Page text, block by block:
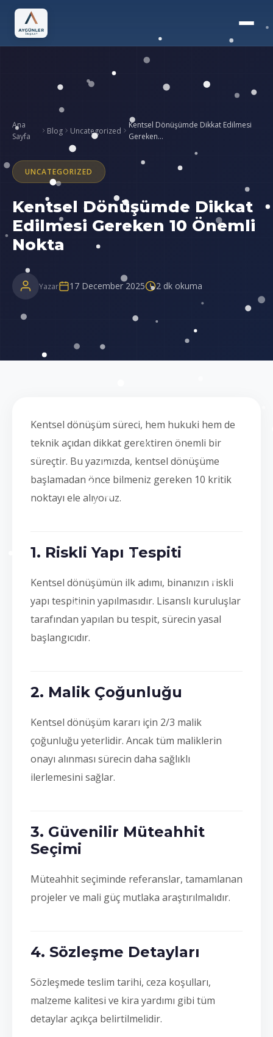
Ana
Sayfa
Blog Uncategorized
Kentsel Dönüşümde Dikkat Edilmesi
Gereken…
UNCATEGORIZED
Kentsel Dönüşümde Dikkat
Edilmesi Gereken 10 Önemli
Nokta
Yazar 17 December 2025 2 dk okuma
Kentsel dönüşüm süreci, hem hukuki hem de
teknik açıdan dikkat gerektiren önemli bir
süreçtir. Bu yazımızda, kentsel dönüşüme
başlamadan önce bilmeniz gereken 10 kritik
noktayı ele alıyoruz.
1. Riskli Yapı Tespiti
Kentsel dönüşümün ilk adımı, binanızın riskli
yapı tespitinin yapılmasıdır. Lisanslı kuruluşlar
tarafından yapılan bu tespit, sürecin yasal
başlangıcıdır.
2. Malik Çoğunluğu
Kentsel dönüşüm kararı için 2/3 malik
çoğunluğu yeterlidir. Ancak tüm maliklerin
onayı alınması sürecin daha sağlıklı
ilerlemesini sağlar.
3. Güvenilir Müteahhit
Seçimi
Müteahhit seçiminde referanslar, tamamlanan
projeler ve mali güç mutlaka araştırılmalıdır.
4. Sözleşme Detayları
Sözleşmede teslim tarihi, ceza koşulları,
malzeme kalitesi ve kira yardımı gibi tüm
detaylar açıkça belirtilmelidir.